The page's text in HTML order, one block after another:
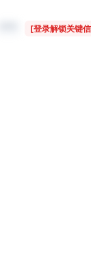
[登录解锁关键